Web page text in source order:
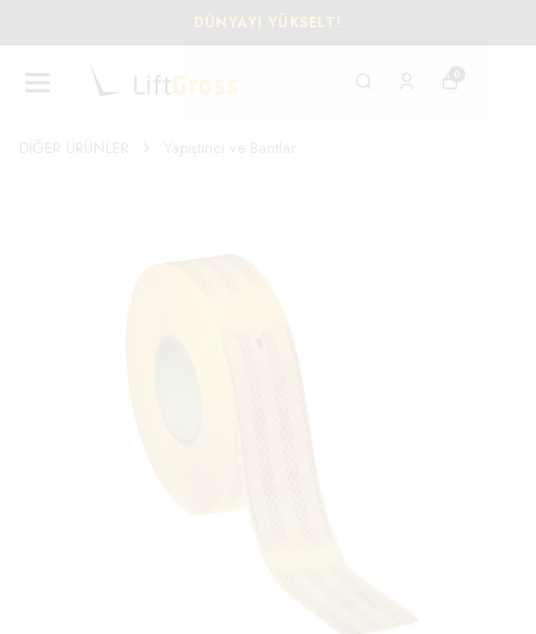
DÜNYAYI YÜKSELT!
0